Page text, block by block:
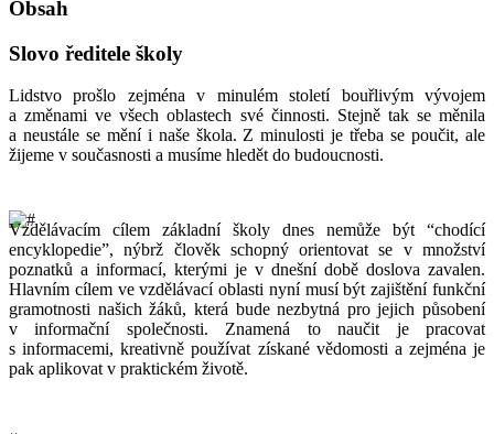
Obsah
Slovo ředitele školy
Lidstvo prošlo zejména v minulém století bouřlivým vývojem
a změnami ve všech oblastech své činnosti. Stejně tak se měnila
a neustále se mění i naše škola. Z minulosti je třeba se poučit, ale
žijeme v současnosti a musíme hledět do budoucnosti.
Vzdělávacím cílem základní školy dnes nemůže být “chodící
encyklopedie”, nýbrž člověk schopný orientovat se v množství
poznatků a informací, kterými je v dnešní době doslova zavalen.
Hlavním cílem ve vzdělávací oblasti nyní musí být zajištění funkční
gramotnosti našich žáků, která bude nezbytná pro jejich působení
v informační společnosti. Znamená to naučit je pracovat
s informacemi, kreativně používat získané vědomosti a zejména je
pak aplikovat v praktickém životě.